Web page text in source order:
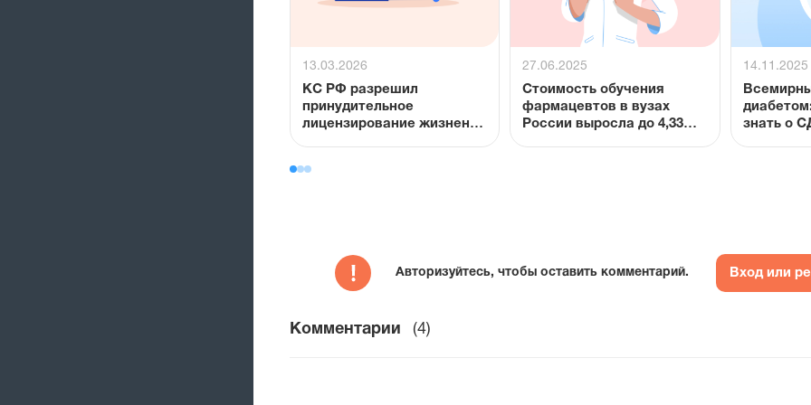
13.03.2026
КС РФ разрешил
принудительное
лицензирование жизненно
27.06.2025
Стоимость обучения
фармацевтов в вузах
России выросла до 4,33
14.11.2025
знать о
Авторизуйтесь, чтобы оставить комментарий. Вход или
Комментарии (4)